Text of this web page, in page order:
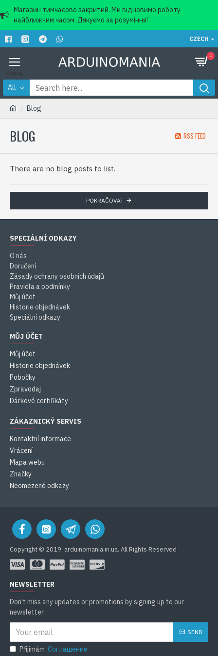
Магазин тимчасово закритий. Ми відновимо роботу
найближчим часом. Дякуємо за розуміння!
CZECH
0
All
Blog
BLOG RSS FEED
There are no blog posts to list.
POKRAČOVAT
SPECIÁLNÍ ODKAZY
O nás
Doručení
Zásady ochrany osobních údajů
Pravidla a podmínky
Můj účet
Historie objednávek
Speciální odkazy
MŮJ ÚČET
Můj účet
Historie objednávek
Pobočky
Zpravodaj
Dárkové certifikáty
ZÁKAZNICKÝ SERVIS
Kontaktní informace
Vrácení
Mapa webu
Značky
Neomezené odkazy
Copyright © 2019, arduinomania.in.ua. All Rights Reserved
NEWSLETTER
Don't miss any updates or promotions by signing up to our
newsletter.
SEND
Přijímám Соглашение